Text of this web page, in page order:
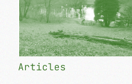
Articles